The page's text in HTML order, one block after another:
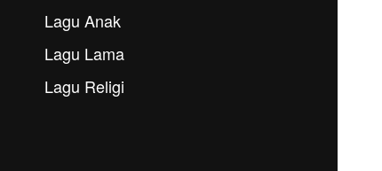
Lagu Anak
Lagu Lama
Lagu Religi